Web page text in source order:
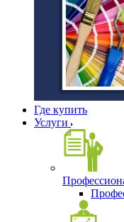
Где купить
Услуги